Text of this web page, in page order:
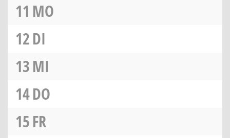
11 MO
12DI
13MI
14DO
15FR